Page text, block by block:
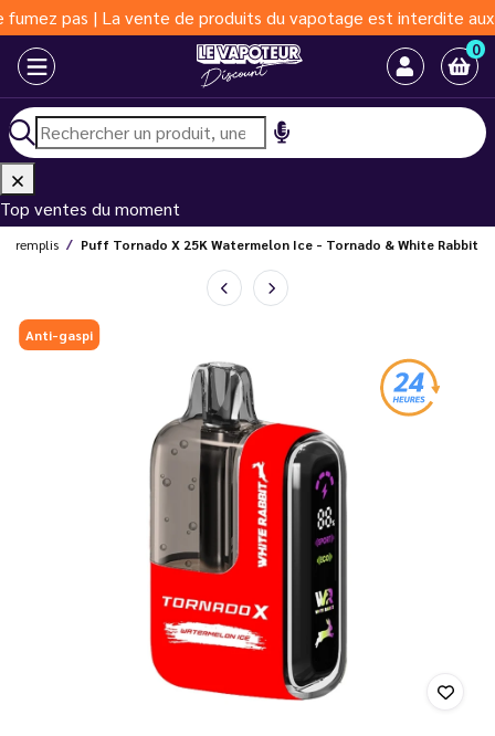
pas | La vente de produits du vapotage est interdite aux
0
Top ventes du moment
Puff Tornado X 25K Watermelon Ice - Tornado & White Rabbit
Anti-gaspi